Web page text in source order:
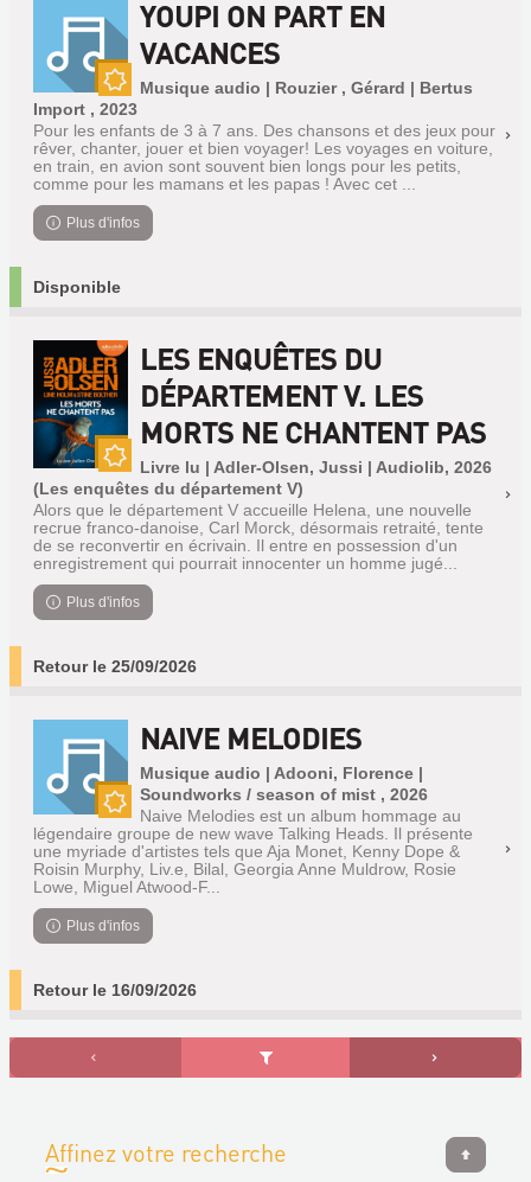
Nouveauté
YOUPI ON PART EN
VACANCES
Musique audio | Rouzier , Gérard | Bertus
Import , 2023
Pour les enfants de 3 à 7 ans. Des chansons et des jeux pour
rêver, chanter, jouer et bien voyager! Les voyages en voiture,
en train, en avion sont souvent bien longs pour les petits,
comme pour les mamans et les papas ! Avec cet ...
Plus d'infos
Disponible
Nouveauté
LES ENQUÊTES DU
DÉPARTEMENT V. LES
MORTS NE CHANTENT PAS
Livre lu | Adler-Olsen, Jussi | Audiolib, 2026
(Les enquêtes du département V)
Alors que le département V accueille Helena, une nouvelle
recrue franco-danoise, Carl Morck, désormais retraité, tente
de se reconvertir en écrivain. Il entre en possession d'un
enregistrement qui pourrait innocenter un homme jugé...
Plus d'infos
Retour le 25/09/2026
Nouveauté
NAIVE MELODIES
Musique audio | Adooni, Florence |
Soundworks / season of mist , 2026
Naive Melodies est un album hommage au
légendaire groupe de new wave Talking Heads. Il présente
une myriade d'artistes tels que Aja Monet, Kenny Dope &
Roisin Murphy, Liv.e, Bilal, Georgia Anne Muldrow, Rosie
Lowe, Miguel Atwood-F...
Plus d'infos
Retour le 16/09/2026
Affinez votre recherche